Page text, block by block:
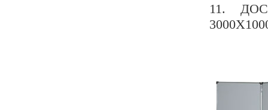
11.